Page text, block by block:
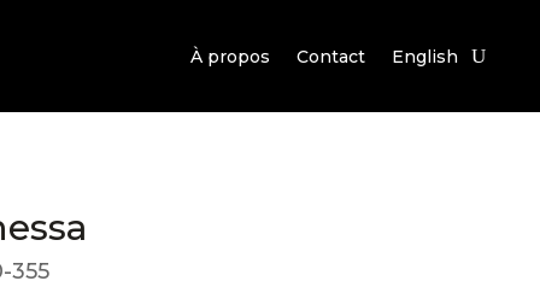
À propos Contact English
355